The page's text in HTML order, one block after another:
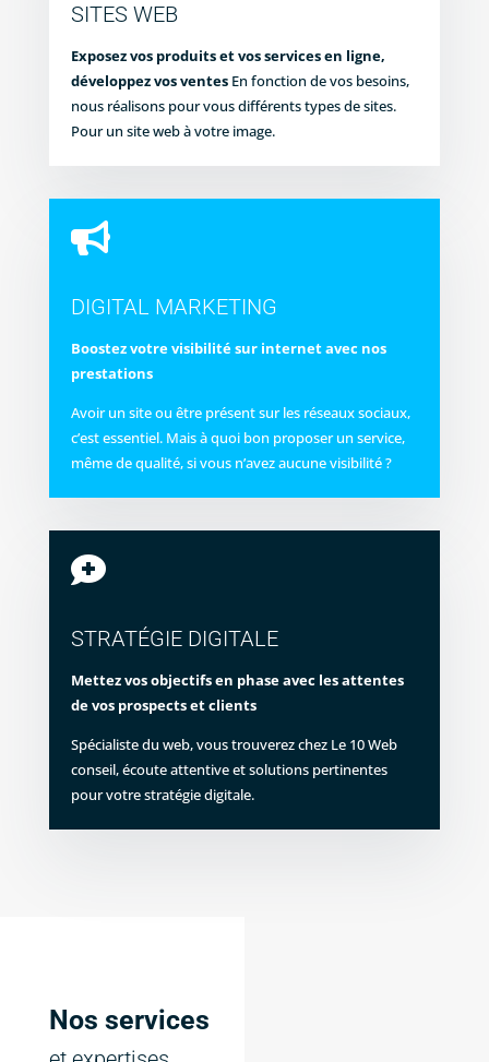
SITES WEB
Exposez vos produits et vos services en ligne,
développez vos ventesEn fonction de vos besoins,
nous réalisons pour vous différents types de sites.
Pour un site web à votre image.

DIGITAL MARKETING
Boostez votre visibilité sur internet avec nos
prestations
Avoir un site ou être présent sur les réseaux sociaux,
c’est essentiel. Mais à quoi bon proposer un service,
même de qualité, si vous n’avez aucune visibilité ?

STRATÉGIE DIGITALE
Mettez vos objectifs en phase avec les attentes
de vos prospects et clients
Spécialiste du web, vous trouverez chez Le 10 Web
conseil, écoute attentive et solutions pertinentes
pour votre stratégie digitale.
Nos services